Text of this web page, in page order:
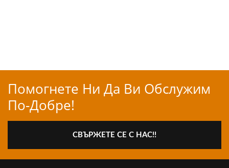
Помогнете Ни Да Ви Обслужим
По-Добре!
СВЪРЖЕТЕ СЕ С НАС!!